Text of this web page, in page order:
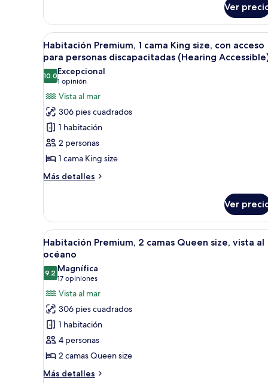
la
montaña
Premium,
cama
King
size,
vista
a
la
montaña
Ver
Abrir
todas
las
fotos
de
Habitación
Premium,
cama
King
size,
para
personas
discapacitadas
(Hearing
Accessible)
Habitación de hotel con una
7
Habitación Premium, 1 cama King size, con acceso
para personas discapacitadas (Hearing
10.010.0 de 10
Excepcional
1 opinión
(1
opinión)
Vista al mar
306 pies cuadrados
1 habitación
2 personas
1 cama King size
Más detalles
Más
Premium,
cama
King
con
acceso
para
personas
discapacitadas
(Hearing
Accessible)
Ver
Abrir
todas
las
fotos
de
Habitación
Premium,
2
camas
Queen
size,
Una habitación de hotel con
7
Habitación Premium, 2 camas Queen size, vista al
océano
9.29.2 de 10
Magnífica
17 opiniones
(17
opiniones)
Vista al mar
306 pies cuadrados
1 habitación
4 personas
2 camas Queen size
Más detalles
Más